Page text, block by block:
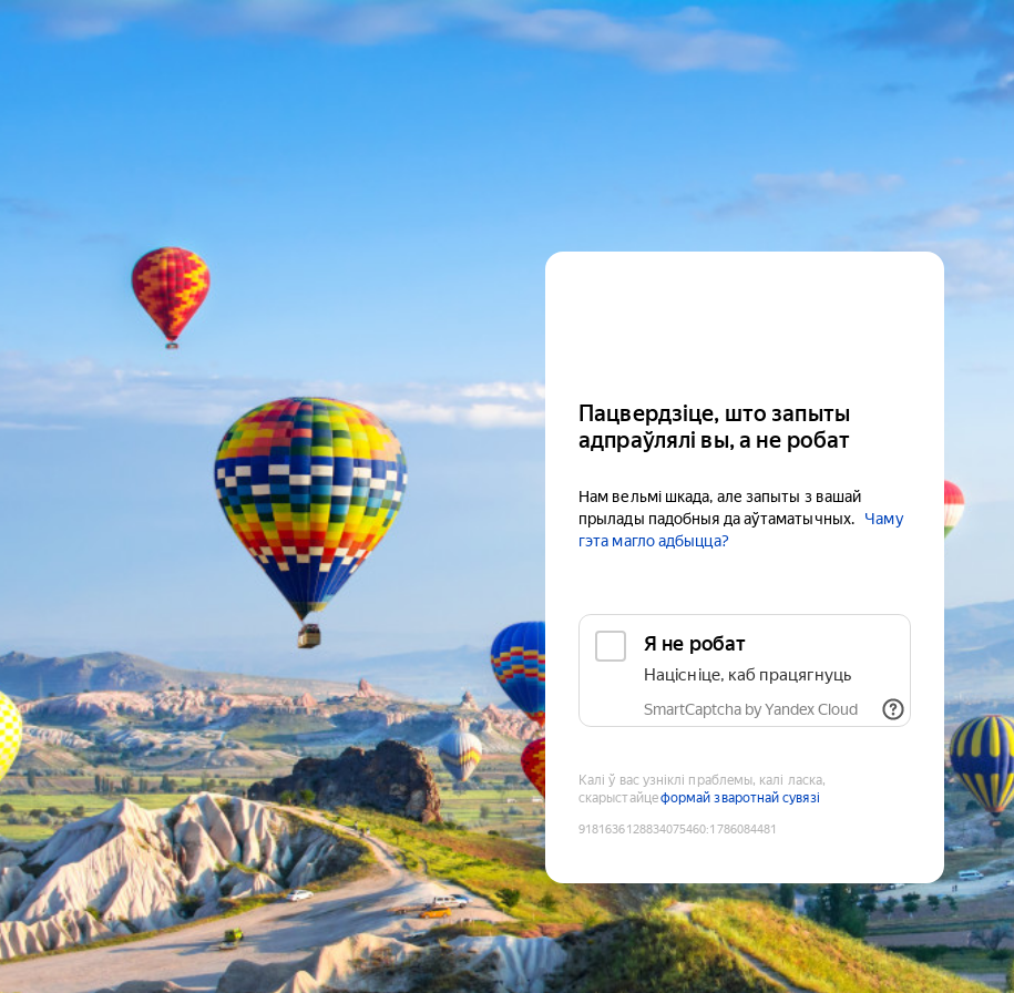
Пацвердзіце, што запыты
адпраўлялі вы, а не робат
Нам вельмі шкада, але запыты з вашай
прылады падобныя да аўтаматычных.
Чаму
гэта магло адбыцца?
Я не робат
Націсніце, каб працягнуць
SmartCaptcha by Yandex Cloud
Калі ў вас узніклі праблемы, калі ласка,
скарыстайцеформай зваротнай сувязі
9181636128834075460:1786084481